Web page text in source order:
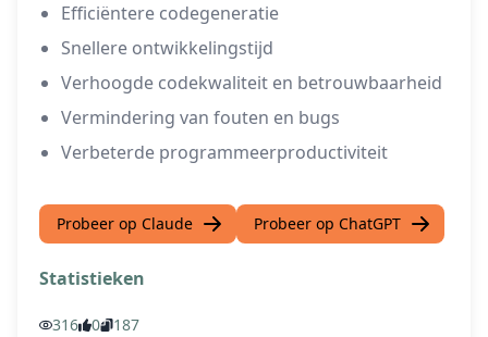
Efficiëntere codegeneratie
Snellere ontwikkelingstijd
Verhoogde codekwaliteit en betrouwbaarheid
Vermindering van fouten en bugs
Verbeterde programmeerproductiviteit
Probeer op Claude Probeer op ChatGPT
Statistieken
316 0 187